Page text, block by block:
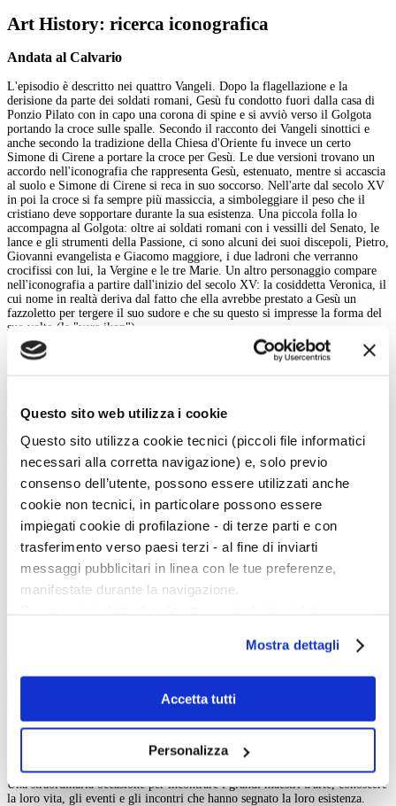
Questo sito web utilizza i cookie
Questo sito utilizza cookie tecnici (piccoli file informatici
necessari alla corretta navigazione) e, solo previo
consenso dell’utente, possono essere utilizzati anche
cookie non tecnici, in particolare possono essere
impiegati cookie di profilazione - di terze parti e con
trasferimento verso paesi terzi - al fine di inviarti
messaggi pubblicitari in linea con le tue preferenze,
manifestate durante la navigazione.
scelte privacy sui cookie, ti invitiamo a prendere visione
dell’informativa cookie.
Chiudendo il banner tramite la “X” prosegui la
navigazione senza alcuna profilazione e con installazione
il tuo consenso alla profilazione che potrai revocare in
Mostra dettagli
Accetta tutti
Personalizza
Art History: ricerca iconografica
Andata al Calvario
L'episodio è descritto nei quattro Vangeli. Dopo la flagellazione e la
derisione da parte dei soldati romani, Gesù fu condotto fuori dalla casa di
Ponzio Pilato con in capo una corona di spine e si avviò verso il Golgota
portando la croce sulle spalle. Secondo il racconto dei Vangeli sinottici e
anche secondo la tradizione della Chiesa d'Oriente fu invece un certo
Simone di Cirene a portare la croce per Gesù. Le due versioni trovano un
accordo nell'iconografia che rappresenta Gesù, estenuato, mentre si accascia
al suolo e Simone di Cirene si reca in suo soccorso. Nell'arte dal secolo XV
in poi la croce si fa sempre più massiccia, a simboleggiare il peso che il
cristiano deve sopportare durante la sua esistenza. Una piccola folla lo
accompagna al Golgota: oltre ai soldati romani con i vessilli del Senato, le
lance e gli strumenti della Passione, ci sono alcuni dei suoi discepoli, Pietro,
Giovanni evangelista e Giacomo maggiore, i due ladroni che verranno
crocifissi con lui, la Vergine e le tre Marie. Un altro personaggio compare
nell'iconografia a partire dall'inizio del secolo XV: la cosiddetta Veronica, il
cui nome in realtà deriva dal fatto che ella avrebbe prestato a Gesù un
fazzoletto per tergere il suo sudore e che su questo si impresse la forma del
suo volto (la "vera ikon").
Maestà (faccia posteriore)
L’andata al Calvario
Salita al Calvario
La salita al Calvario
INDIETRO
Cerca nell'iconografia
La vita e le opere dei grandi artisti dal Duecento al Novecento.
Art History è la sezione di Artedossier.it dedicata ai grandi artisti del passato
e ai loro capolavori.
Una straordinaria occasione per incontrare i grandi maestri d'arte, conoscere
la loro vita, gli eventi e gli incontri che hanno segnato la loro esistenza.